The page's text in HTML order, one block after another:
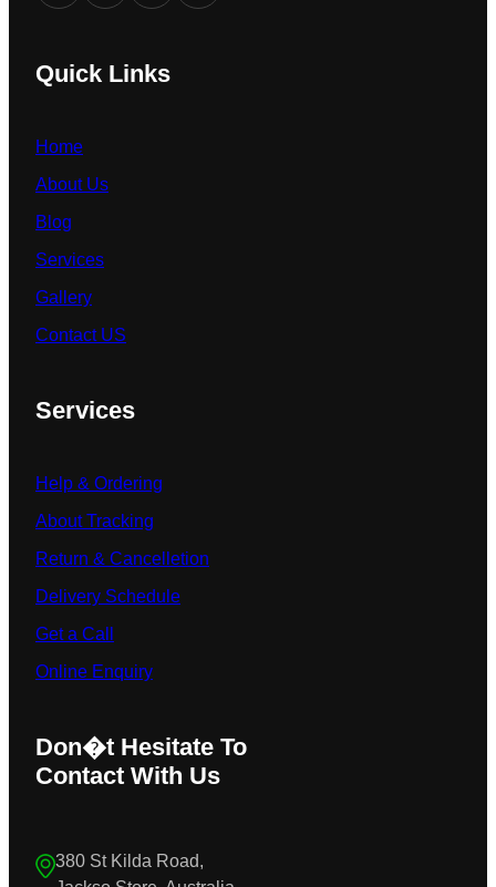
Quick Links
Home
About Us
Blog
Services
Gallery
Contact US
Services
Help & Ordering
About Tracking
Return & Cancelletion
Delivery Schedule
Get a Call
Online Enquiry
Don�t Hesitate To
Contact With Us
380 St Kilda Road,